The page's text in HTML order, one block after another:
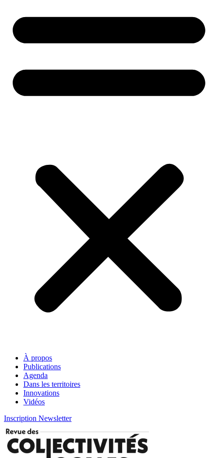
À propos
Publications
Agenda
Dans les territoires
Innovations
Vidéos
Inscription Newsletter